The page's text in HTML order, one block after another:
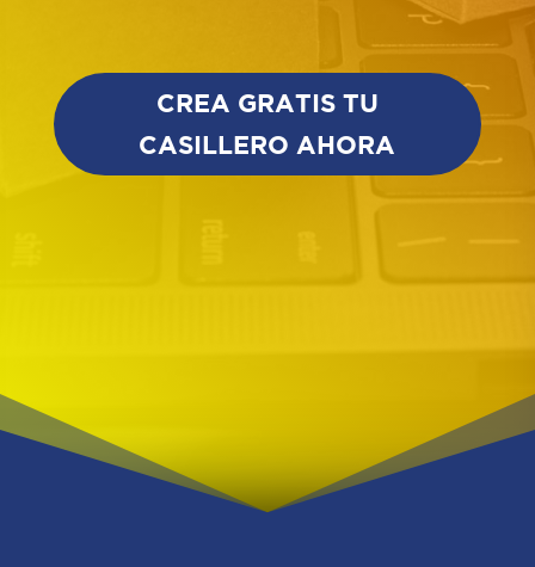
CREA GRATIS TU
CASILLERO AHORA